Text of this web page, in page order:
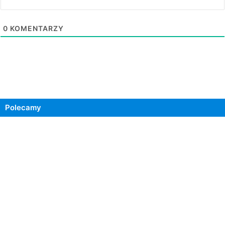
0 KOMENTARZY
Polecamy